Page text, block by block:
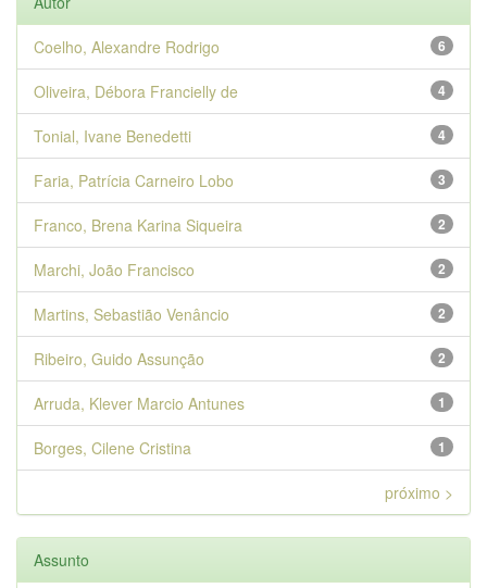
6
Coelho, Alexandre Rodrigo
4
Oliveira, Débora Francielly de
4
Tonial, Ivane Benedetti
3
Faria, Patrícia Carneiro Lobo
2
Franco, Brena Karina Siqueira
2
Marchi, João Francisco
2
Martins, Sebastião Venâncio
2
Ribeiro, Guido Assunção
1
Arruda, Klever Marcio Antunes
1
Borges, Cilene Cristina
próximo >
Assunto